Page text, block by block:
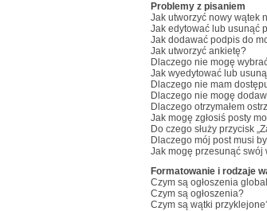
Problemy z pisaniem
Jak utworzyć nowy wątek
Jak edytować lub usunąć
Jak dodawać podpis do
Jak utworzyć ankietę?
Dlaczego nie mogę
Jak wyedytować lub
Dlaczego nie mam
Dlaczego nie mogę
Dlaczego otrzymałem
Jak mogę zgłosiś posty
Do czego służy przycisk
Dlaczego mój post musi
Jak mogę przesunąć swój
Formatowanie i rodzaje
Czym są ogłoszenia
Czym są ogłoszenia?
Czym są wątki